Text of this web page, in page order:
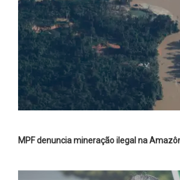
MPF denuncia mineração ilegal na